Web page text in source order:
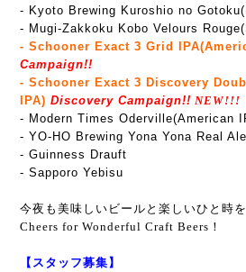
- Kyoto Brewing Kuroshio no
- Mugi-Zakkoku Kobo Velours
- Schooner Exact 3 Grid
Campaign!!
- Schooner Exact 3 Discovery
IPA) Discovery Campaign!! NEW!!!
- Modern Times Oderville(American
- YO-HO Brewing Yona Yona Real
- Guinness Drauft
- Sapporo Yebisu
今夜も美味しいビールと楽しいひと時を
Cheers for Wonderful Craft Beers！
【スタッフ募集】